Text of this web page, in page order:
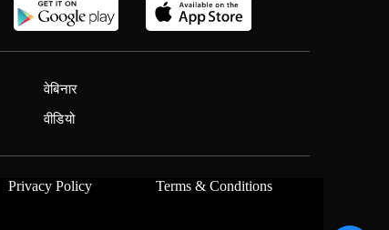
वेबिनार
वीडियो
Privacy Policy Terms & Conditions